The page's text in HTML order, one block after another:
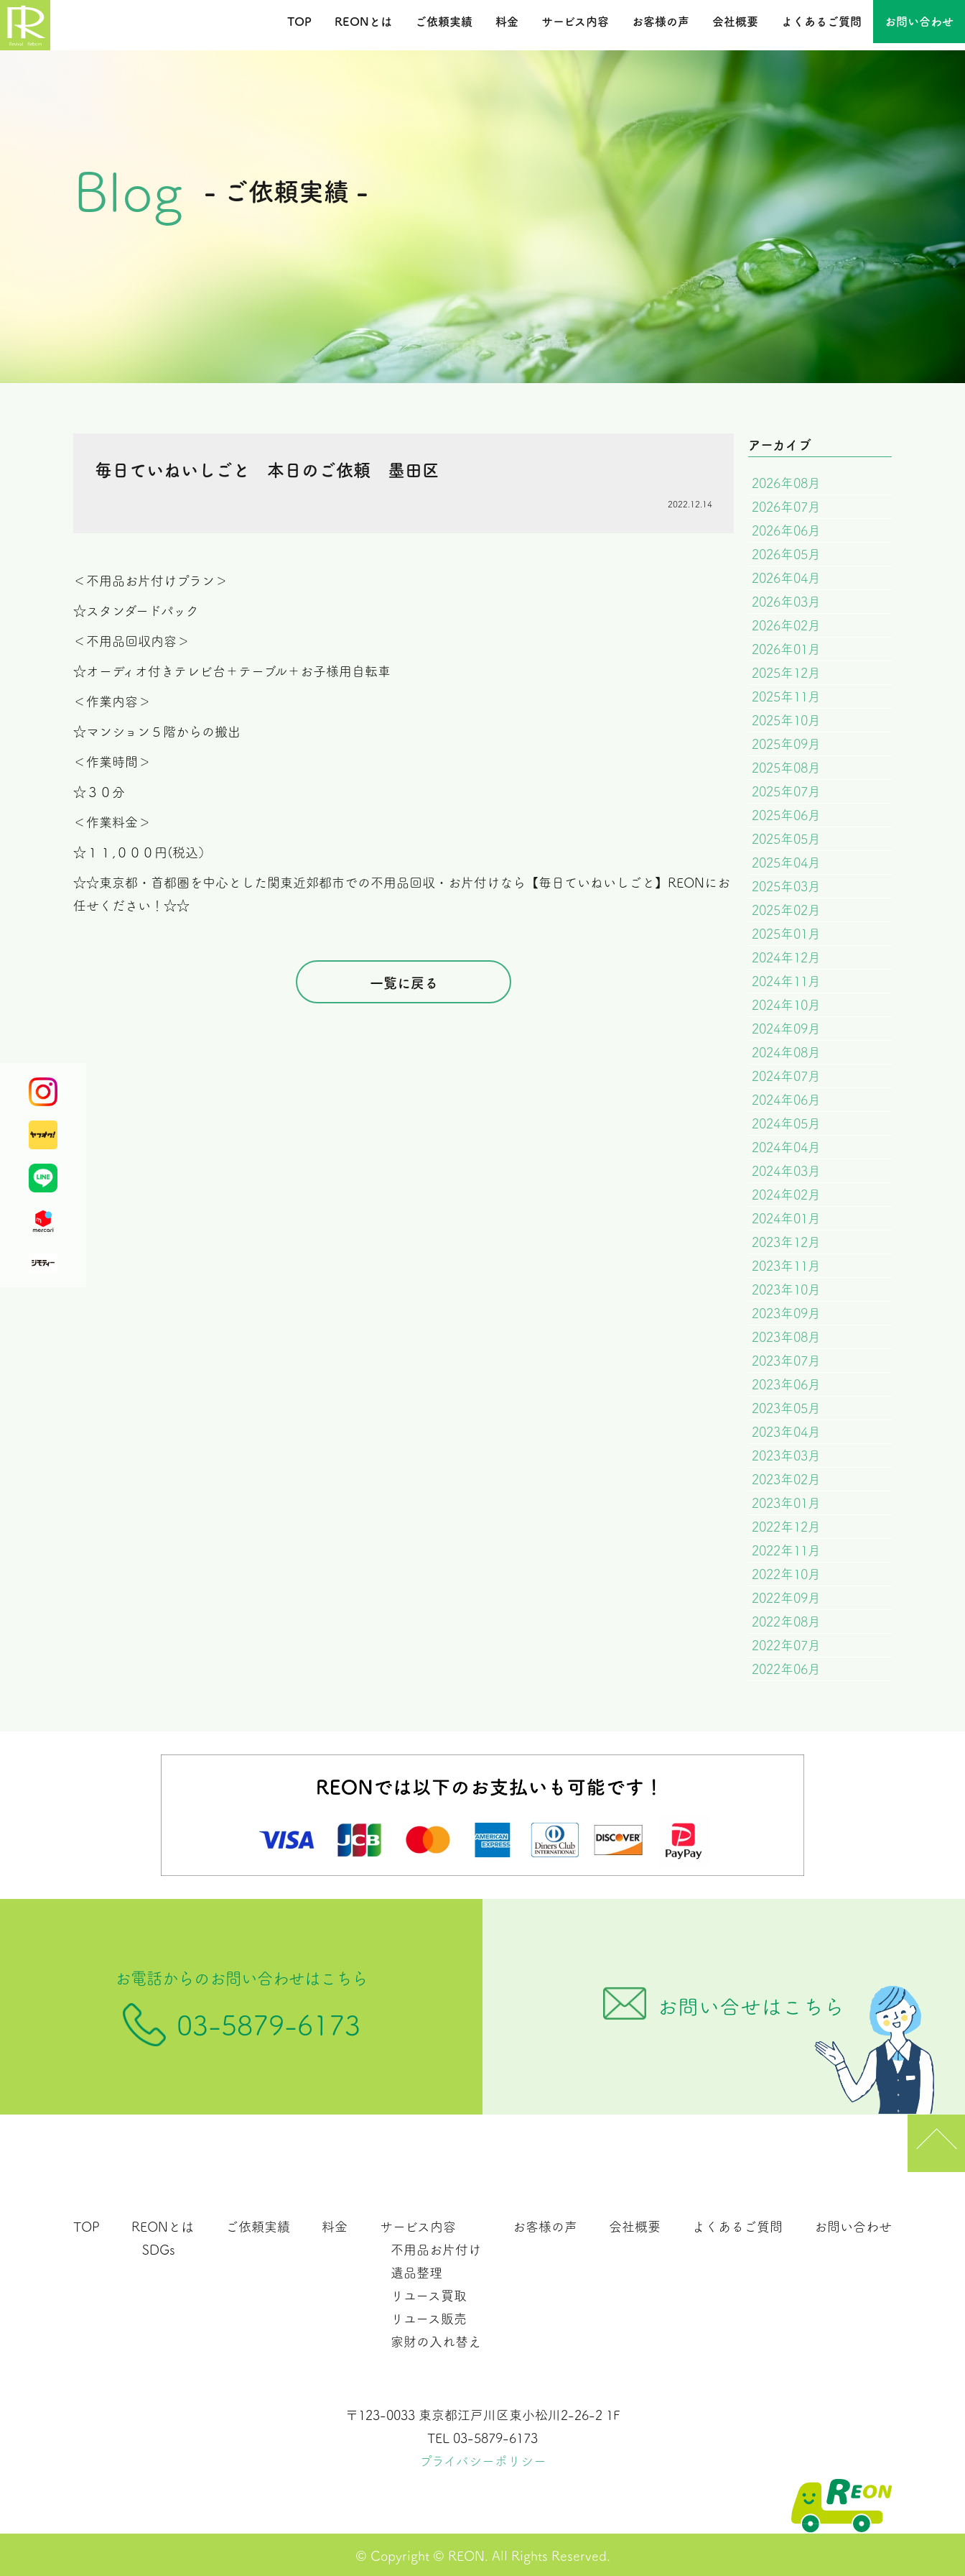
TOP REONとは ご依頼実績 料金 サービス内容 お客様の声 会社概要 よくあるご質問 お問い合わせ
Blog - ご依頼実績 -
毎日ていねいしごと 本日のご依頼 墨田区
2022.12.14
＜不用品お片付けプラン＞
☆スタンダードパック
＜不用品回収内容＞
☆オーディオ付きテレビ台＋テーブル＋お子様用自転車
＜作業内容＞
☆マンション５階からの搬出
＜作業時間＞
☆３０分
＜作業料金＞
☆１１,０００円(税込）
☆☆東京都・首都圏を中心とした関東近郊都市での不用品回収・お片付けなら【毎日ていねいしごと】REONにお
任せください！☆☆
一覧に戻る
アーカイブ
2026年08月
2026年07月
2026年06月
2026年05月
2026年04月
2026年03月
2026年02月
2026年01月
2025年12月
2025年11月
2025年10月
2025年09月
2025年08月
2025年07月
2025年06月
2025年05月
2025年04月
2025年03月
2025年02月
2025年01月
2024年12月
2024年11月
2024年10月
2024年09月
2024年08月
2024年07月
2024年06月
2024年05月
2024年04月
2024年03月
2024年02月
2024年01月
2023年12月
2023年11月
2023年10月
2023年09月
2023年08月
2023年07月
2023年06月
2023年05月
2023年04月
2023年03月
2023年02月
2023年01月
2022年12月
2022年11月
2022年10月
2022年09月
2022年08月
2022年07月
2022年06月
お電話からのお問い合わせはこちら
03-5879-6173
お問い合せはこちら
TOP
REONとは
SDGs
ご依頼実績 料金
サービス内容
不用品お片付け
遺品整理
リユース買取
リユース販売
家財の入れ替え
お客様の声 会社概要 よくあるご質問 お問い合わせ
〒123-0033 東京都江戸川区東小松川2-26-2 1F
TEL 03-5879-6173
プライバシーポリシー
© Copyright © REON. All Rights Reserved.